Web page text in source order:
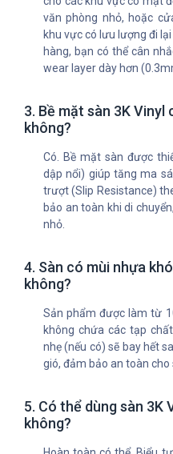
văn phòng nhỏ, hoặc
khu vực có lưu lượng đi
hàng, bạn có thể cân
wear layer dày hơn
3. Bề mặt sàn 3K
không?
Có. Bề mặt sàn được
dập nổi) giúp tăng ma
trượt (Slip Resistance)
bảo an toàn khi di
nhỏ.
4. Sàn có mùi nhựa
không?
Sản phẩm được làm từ
không chứa các tạp
nhẹ (nếu có) sẽ bay hết
gió, đảm bảo an toàn
5. Có thể dùng sàn 3K
không?